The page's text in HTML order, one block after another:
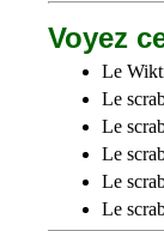
Voyez
Le
Le
Le
Le
Le
Le